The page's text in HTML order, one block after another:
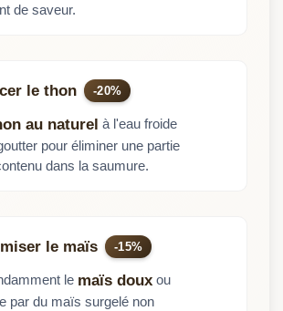
de saveur.
le thon -20%
au naturel à l'eau froide
pour éliminer une partie
dans la saumure.
le maïs -15%
le maïs doux ou
par du maïs surgelé non